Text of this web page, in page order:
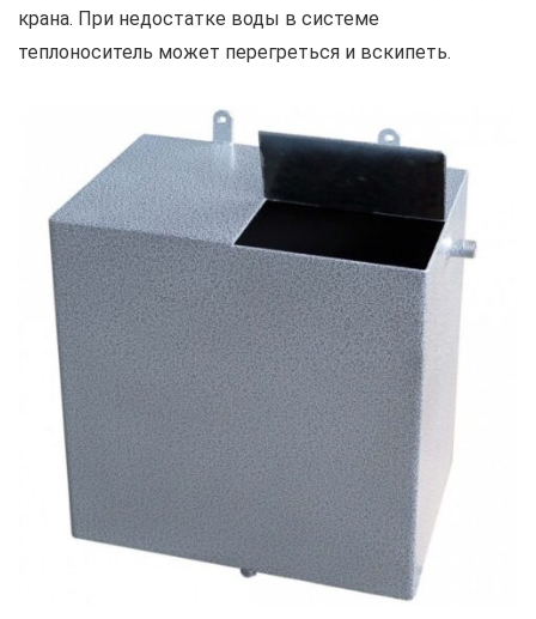
крана. При недостатке воды в системе
теплоноситель может перегреться и вскипеть.